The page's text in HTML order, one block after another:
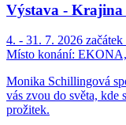
Výstava -
4. - 31. 7. 2026
Místo konání: EKONA,
Monika Schillingová
vás zvou do světa, kde
prožitek.